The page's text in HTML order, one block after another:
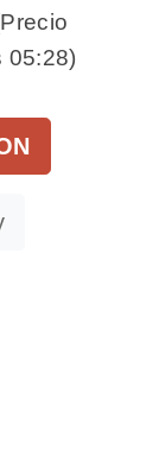
05:28)